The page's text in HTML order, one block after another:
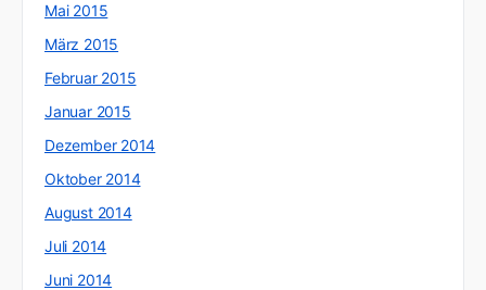
Mai 2015
März 2015
Februar 2015
Januar 2015
Dezember 2014
Oktober 2014
August 2014
Juli 2014
Juni 2014